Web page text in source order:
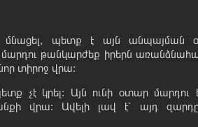
մնացել, պետք է այն անպայման
թանկարժեք իրերն
տիրոջ վրա:
չէ կրել: Այն ունի օտար մարդու
վրա: Ավելի լավ է՝ այդ